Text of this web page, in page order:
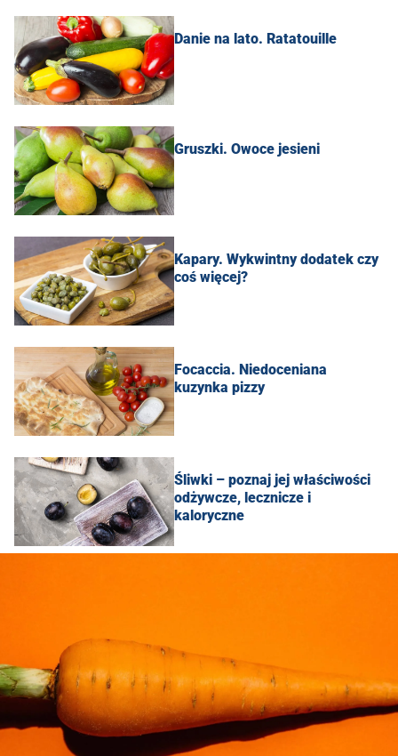
Danie na lato. Ratatouille
Gruszki. Owoce jesieni
Kapary. Wykwintny dodatek czy
coś więcej?
Focaccia. Niedoceniana
kuzynka pizzy
Śliwki – poznaj jej właściwości
odżywcze, lecznicze i
kaloryczne